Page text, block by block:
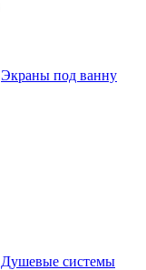
Экраны под ванну
Душевые системы